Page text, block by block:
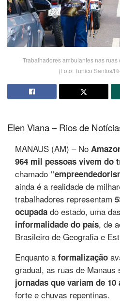
Trabalhadores ambulantes nas
(Foto: Tunico Santos/
Elen Viana – Rios de
MANAUS (AM) – No
964 mil pessoas vivem do
chamado
ainda é a realidade de
trabalhadores representam
ocupada do estado, uma das
informalidade do país, de
Brasileiro de Geografia e
Enquanto a formalização
gradual, as ruas de Manaus
jornadas que variam de 10
forte e chuvas repentinas.